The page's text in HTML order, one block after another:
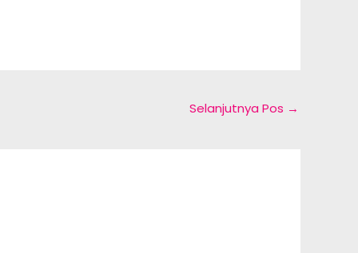
Selanjutnya Pos →